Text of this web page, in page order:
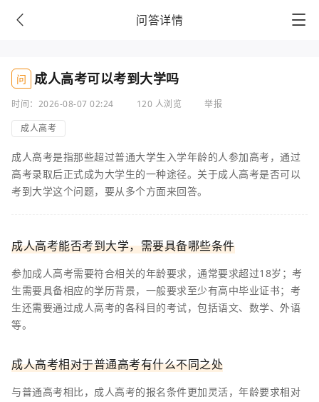
问答详情
问 成人高考可以考到大学吗
时间：2026-08-07 02:24 120 人浏览
举报
成人高考
成人高考是指那些超过普通大学生入学年龄的人参加高考，通过
高考录取后正式成为大学生的一种途径。关于成人高考是否可以
考到大学这个问题，要从多个方面来回答。
成人高考能否考到大学，需要具备哪些条件
参加成人高考需要符合相关的年龄要求，通常要求超过18岁；考
生需要具备相应的学历背景，一般要求至少有高中毕业证书；考
生还需要通过成人高考的各科目的考试，包括语文、数学、外语
等。
成人高考相对于普通高考有什么不同之处
与普通高考相比，成人高考的报名条件更加灵活，年龄要求相对